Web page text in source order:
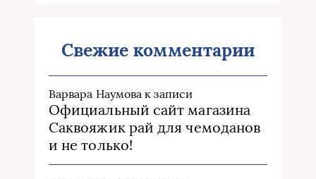
Свежие комментарии
Варвара Наумова к записи
Официальный сайт магазина
Саквояжик рай для чемоданов
и не только!